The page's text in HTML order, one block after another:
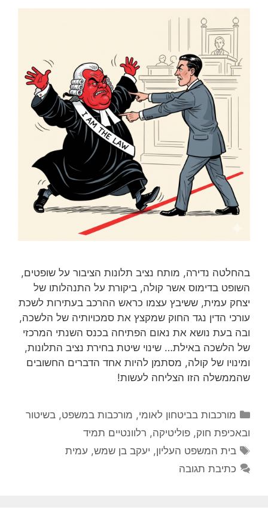
בהחלטה נדירה, מותח נציב תלונות הציבור על שופטים,
השופט בדימוס אשר קולה, ביקורת על התנהלותו של
יצחק עמית, ששיבץ עצמו כראש ההרכב בעתירות לשכת
עורכי הדין נגד החוק שמקצץ את סמכויותיה של הלשכה,
ובה בעת נושא את נאום הפתיחה בכנס השנתי המרכזי
של הלשכה באילת… שינוי שיטת בחירת נציב התלונות,
ומינויו של קולה, מסתמן להיות אחד הדברים החשובים
שהממשלה הזו הצליחה לעשות!
קטגוריות
מורכבות בביטחון לאומי, מורכבות במשפט, בשיטור
ובאכיפת חוק, פוליטיקה, רלוונטיים תמיד
תגיות
בית המשפט העליון, יעקב בן שמש, עמית
כתיבת תגובה